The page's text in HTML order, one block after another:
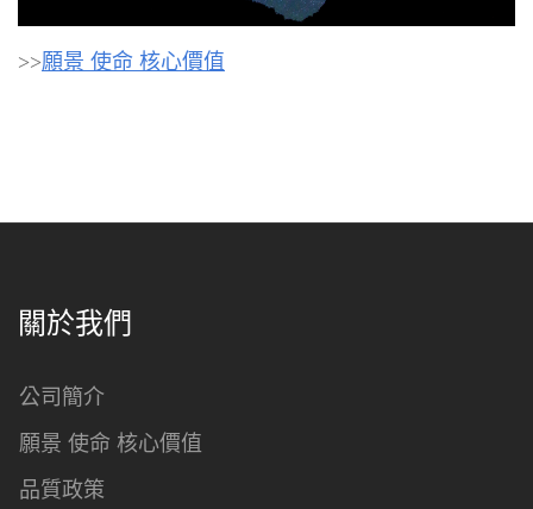
>>願景 使命 核心價值
關於我們
公司簡介
願景 使命 核心價值
品質政策